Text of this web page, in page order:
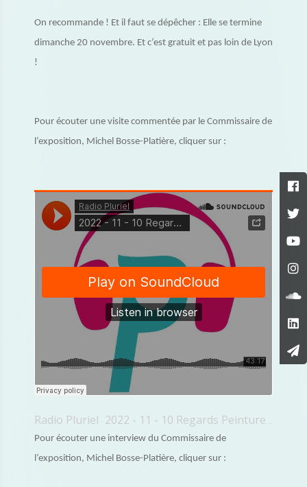
On recommande ! Et il faut se dépêcher : Elle se termine
dimanche 20 novembre. Et c’est gratuit et pas loin de Lyon
!
Pour écouter une visite commentée par le Commissaire de
l’exposition, Michel Bosse-Platière, cliquer sur :
Radio Pluriel · 2022 - 11 - 10 Regards Peinture Lyonnaise XXe Siècle Lucenay Visite
Pour écouter une interview du Commissaire de
l’exposition, Michel Bosse-Platière, cliquer sur :